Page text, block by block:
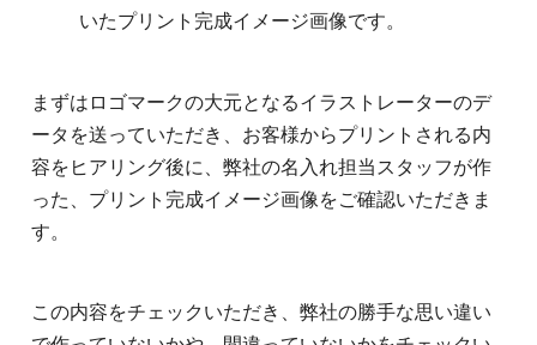
いたプリント完成イメージ画像です。
まずはロゴマークの大元となるイラストレーターのデ
ータを送っていただき、お客様からプリントされる内
容をヒアリング後に、弊社の名入れ担当スタッフが作
った、プリント完成イメージ画像をご確認いただきま
す。
この内容をチェックいただき、弊社の勝手な思い違い